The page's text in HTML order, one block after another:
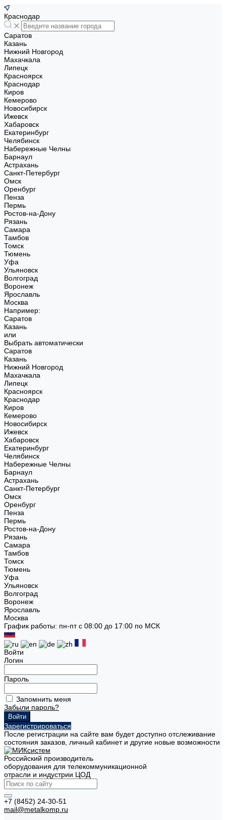
Краснодар
Саратов
Казань
Нижний Новгород
Махачкала
Липецк
Красноярск
Краснодар
Киров
Кемерово
Новосибирск
Ижевск
Хабаровск
Екатеринбург
Челябинск
Набережные Челны
Барнаул
Астрахань
Санкт-Петербург
Омск
Оренбург
Пенза
Пермь
Ростов-на-Дону
Рязань
Самара
Тамбов
Томск
Тюмень
Уфа
Ульяновск
Волгоград
Воронеж
Ярославль
Москва
Например:
Саратов
Казань
или
Выбрать автоматически
Саратов
Казань
Нижний Новгород
Махачкала
Липецк
Красноярск
Краснодар
Киров
Кемерово
Новосибирск
Ижевск
Хабаровск
Екатеринбург
Челябинск
Набережные Челны
Барнаул
Астрахань
Санкт-Петербург
Омск
Оренбург
Пенза
Пермь
Ростов-на-Дону
Рязань
Самара
Тамбов
Томск
Тюмень
Уфа
Ульяновск
Волгоград
Воронеж
Ярославль
Москва
График работы: пн-пт с 08:00 до 17:00 по МСК
Войти
Логин
Пароль
Запомнить меня
Забыли пароль?
Зарегистрироваться
После регистрации на сайте вам будет доступно отслеживание
состояния заказов, личный кабинет и другие новые возможности
Российский производитель
оборудования для телекоммуникационной
отрасли и индустрии ЦОД
+7 (8452) 24-30-51
mail@metalkomp.ru